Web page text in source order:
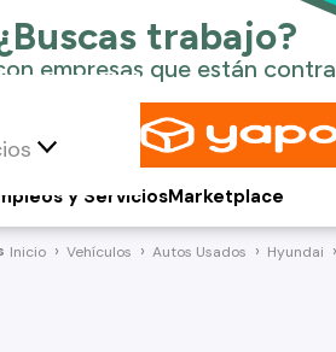
y ServiciosMarketplace
Inicio Vehículos Autos Usados Hyundai